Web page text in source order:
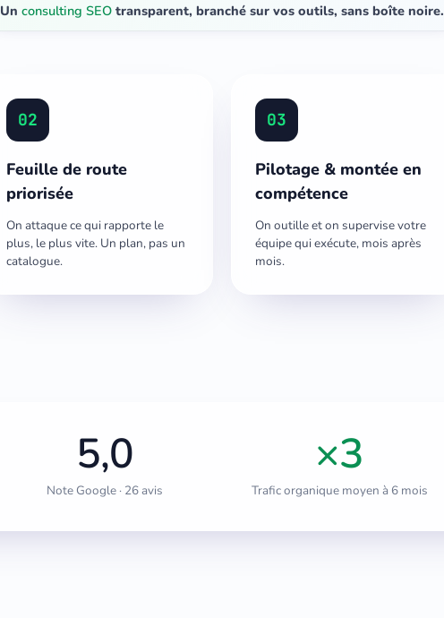
Un consulting SEO transparent, branché sur vos outils, sans boîte noire.
02
Feuille de route
priorisée
On attaque ce qui rapporte le
plus, le plus vite. Un plan, pas un
catalogue.
03
Pilotage & montée en
compétence
On outille et on supervise votre
équipe qui exécute, mois après
mois.
5,0
Note Google · 26 avis
×3
Trafic organique moyen à 6 mois